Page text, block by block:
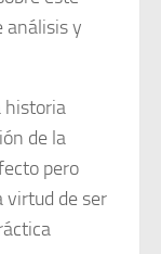
análisis y
historia
de la
pero
virtud de ser